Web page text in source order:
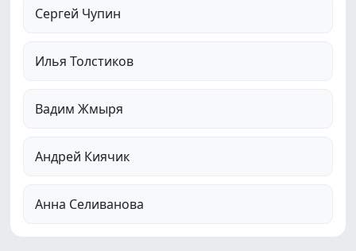
Сергей Чупин
Илья Толстиков
Вадим Жмыря
Андрей Киячик
Анна Селиванова